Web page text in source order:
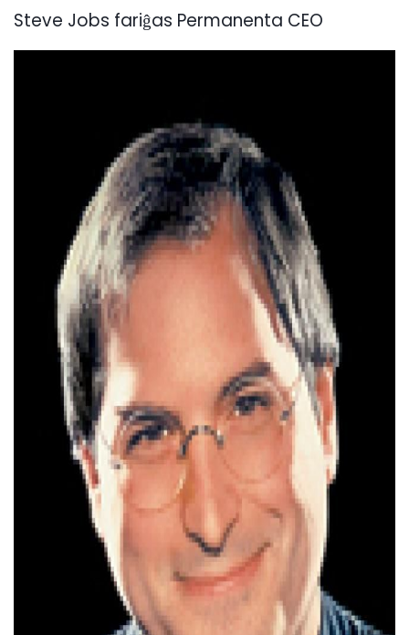
Steve Jobs fariĝas Permanenta CEO